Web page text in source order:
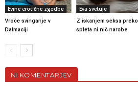
Evine erotične zgodbe
Vroče svinganje v
Dalmaciji
Eva svetuje
Z iskanjem seksa preko
spleta ni nič narobe
NI KOMENTARJEV